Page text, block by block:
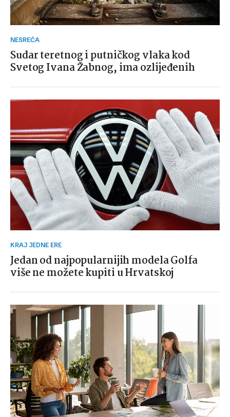
NESREĆA
Sudar teretnog i putničkog vlaka kod
Svetog Ivana Žabnog, ima ozlijeđenih
KRAJ JEDNE ERE
Jedan od najpopularnijih modela Golfa
više ne možete kupiti u Hrvatskoj